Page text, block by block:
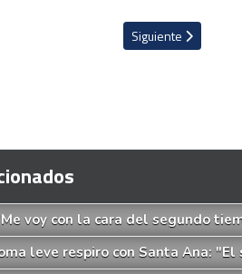
Alpízar: "Aprovechamos la que tuvimos"
Artículo siguiente:
Siguiente
voy con la cara del segundo
leve respiro con Santa Ana: